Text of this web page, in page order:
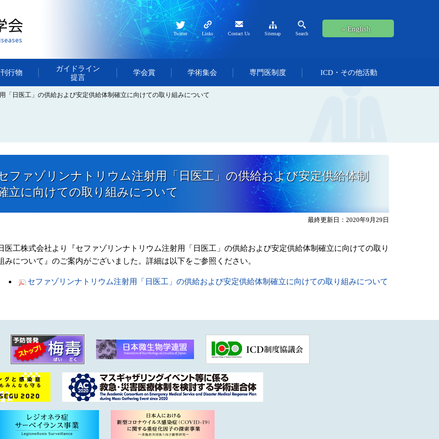
» English
Twitter Links Contact Us Sitemap Search
行物
ガイドライン
提言
学会賞 学術集会 専門医制度 ICD・その他活動
「日医工」の供給および安定供給体制確立に向けての取り組みについて
ファゾリンナトリウム注射用「日医工」の供給および安定供給体制
立に向けての取り組みについて
最終更新日：2020年9月29日
医工株式会社より『セファゾリンナトリウム注射用「日医工」の供給および安定供給体制確立に向けての取り
みについて』のご案内がございました。詳細は以下をご参照ください。
セファゾリンナトリウム注射用「日医工」の供給および安定供給体制確立に向けての取り組みについて